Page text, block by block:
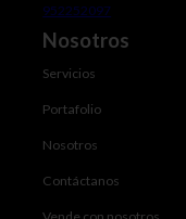
952252097
Nosotros
Servicios
Portafolio
Nosotros
Contáctanos